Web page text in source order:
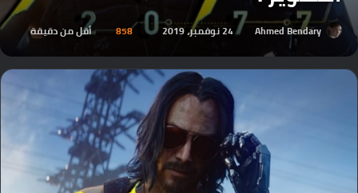
Ahmed Bendary 24 نوفمبر، 2019 858 أقل من دقيقة